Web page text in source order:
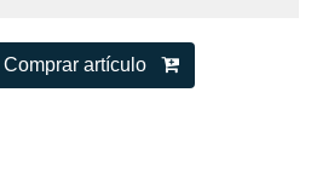
Comprar artículo